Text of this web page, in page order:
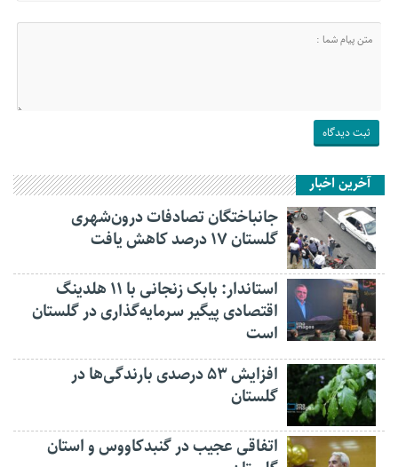
آخرین اخبار
جانباختگان تصادفات درون‌شهری
گلستان ۱۷ درصد کاهش یافت
استاندار: بابک زنجانی با ۱۱ هلدینگ
اقتصادی پیگیر سرمایه‌گذاری در گلستان
است
افزایش ۵۳ درصدی بارندگی‌ها در
گلستان
اتفاقی عجیب در‌ گنبدکاووس و استان